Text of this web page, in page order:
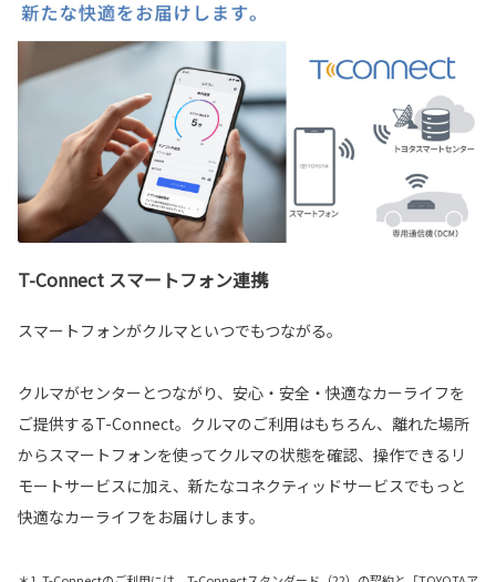
T-Connect スマートフォン連携
スマートフォンがクルマといつでもつながる。
クルマがセンターとつながり、安心・安全・快適なカーライフを
ご提供するT-Connect。クルマのご利用はもちろん、離れた場所
からスマートフォンを使ってクルマの状態を確認、操作できるリ
モートサービスに加え、新たなコネクティッドサービスでもっと
快適なカーライフをお届けします。